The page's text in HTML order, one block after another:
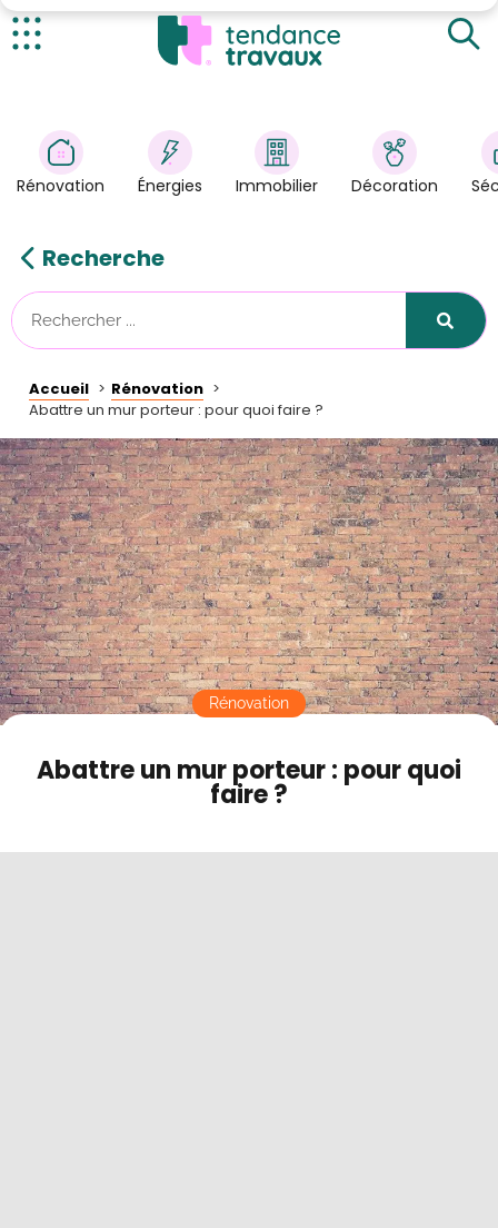
Énergies
Immobilier
Astuces/DIY
Tendance Travaux
Kit partenaire
À propos
Contact
Mode sombre
Rénovation Énergies Immobilier Décoration
Recherche
Accueil
Rénovation
Abattre un mur porteur : pour quoi faire ?
Comment reconnaître un mur porteur ?
Les raisons d’abattre un mur porteur
Abattre un mur porteur : pour quoi
faire ?
Rénovation